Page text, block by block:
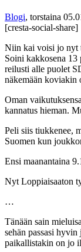
Blogi, torstaina
[cresta-social-share]
Niin kai voisi jo nyt
Soini kakkosena 13
reilusti alle puolet
näkemään koviakin
Oman
kannatus hieman.
Peli siis tiukkenee,
Suomen kun
Ensi maanantaina
Nyt Loppiaisaaton
…
Tänään sain
sehän passasi
paikallistakin on jo